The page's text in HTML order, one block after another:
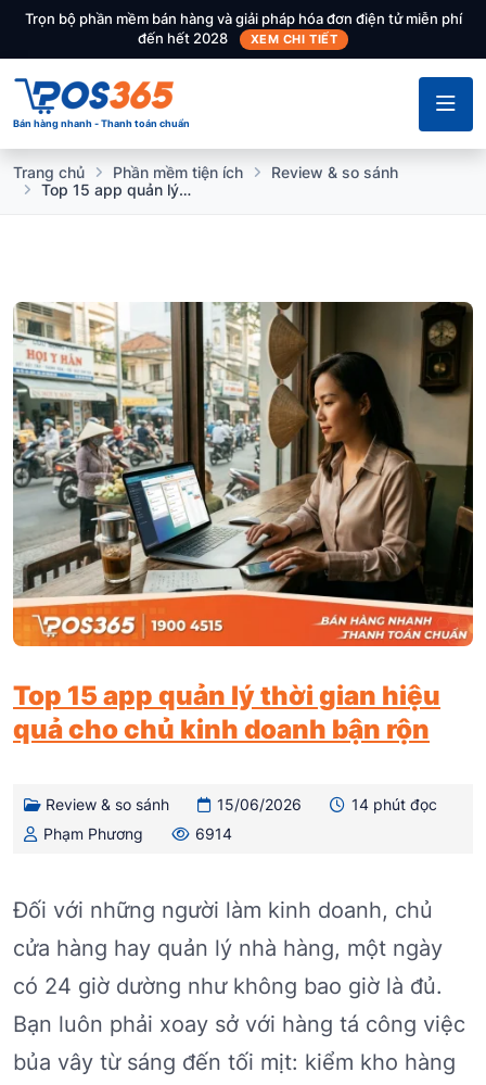
Trọn bộ phần mềm bán hàng và giải pháp hóa đơn điện tử miễn phí
đến hết 2028
XEM CHI TIẾT
Bán hàng nhanh - Thanh toán chuẩn
Trang chủ Phần mềm tiện ích
Review & so sánh
Top 15 app quản lý thời gian hiệu quả cho chủ kinh doanh bận rộn
Top 15 app quản lý thời gian hiệu
quả cho chủ kinh doanh bận rộn
Review & so sánh 15/06/2026
14 phút đọc
Phạm Phương
6914
Đối với những người làm kinh doanh, chủ
cửa hàng hay quản lý nhà hàng, một ngày
có 24 giờ dường như không bao giờ là đủ.
Bạn luôn phải xoay sở với hàng tá công việc
bủa vây từ sáng đến tối mịt: kiểm kho hàng